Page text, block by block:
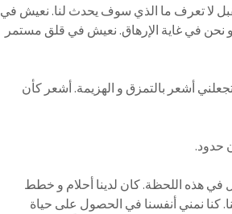
لا تعرف ما الذي سوف يحدث لنا. نعيش في
في غاية الإرهاق. نعيش في قلق مستمر
أشعر بالتمزق و الهزيمة. أشعر كأن
حدود.
في هذه اللحظة. كان لدينا أحلام و خطط
كنا نمني أنفسنا في الحصول على حياة